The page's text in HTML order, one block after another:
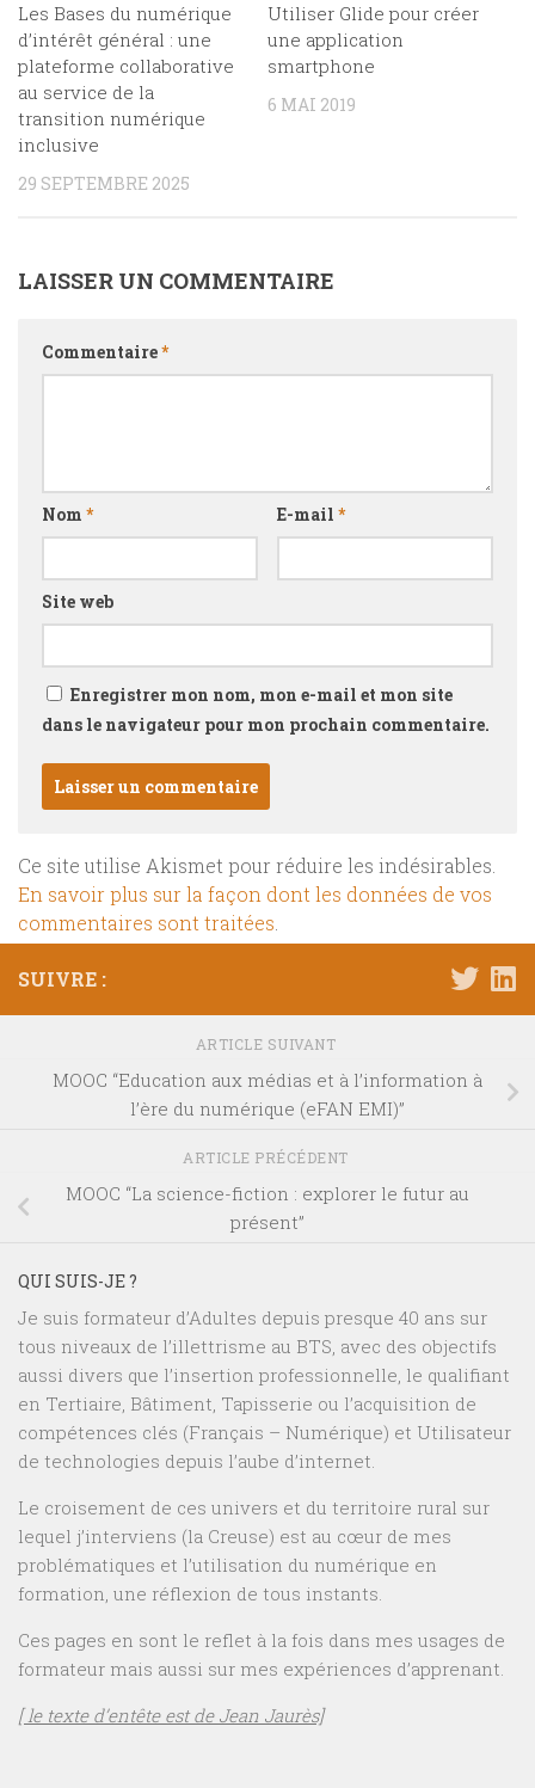
Les Bases du numérique
d’intérêt général : une
plateforme collaborative
au service de la
transition numérique
inclusive
29 SEPTEMBRE 2025
Utiliser Glide pour créer
une application
smartphone
6 MAI 2019
LAISSER UN COMMENTAIRE
Commentaire*
Nom * E-mail *
Site web
Enregistrer mon nom, mon e-mail et mon site
dans le navigateur pour mon prochain commentaire.
Ce site utilise Akismet pour réduire les indésirables.
En savoir plus sur la façon dont les données de vos
commentaires sont traitées
SUIVRE :
ARTICLE SUIVANT
MOOC “Education aux médias et à l’information à
l’ère du numérique (eFAN EMI)”
ARTICLE PRÉCÉDENT
MOOC “La science-fiction : explorer le futur au
présent”
QUI SUIS-JE ?
Je suis formateur d’Adultes depuis presque 40 ans sur
tous niveaux de l’illettrisme au BTS, avec des objectifs
aussi divers que l’insertion professionnelle, le qualifiant
en Tertiaire, Bâtiment, Tapisserie ou l’acquisition de
compétences clés (Français – Numérique) et Utilisateur
de technologies depuis l’aube d’internet.
Le croisement de ces univers et du territoire rural sur
lequel j’interviens (la Creuse) est au cœur de mes
problématiques et l’utilisation du numérique en
formation, une réflexion de tous instants.
Ces pages en sont le reflet à la fois dans mes usages de
formateur mais aussi sur mes expériences d’apprenant.
[ le texte d’entête est de Jean Jaurès]